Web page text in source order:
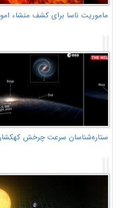
ماموریت ناسا برای کشف منشاء
ستاره‌شناسان سرعت چرخش کهکشان